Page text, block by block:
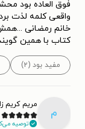
واقعی کلمه لذت
خانم رمضانی
کتاب با همین
مفید بود (۲)
م
مریم کریم
توصیه